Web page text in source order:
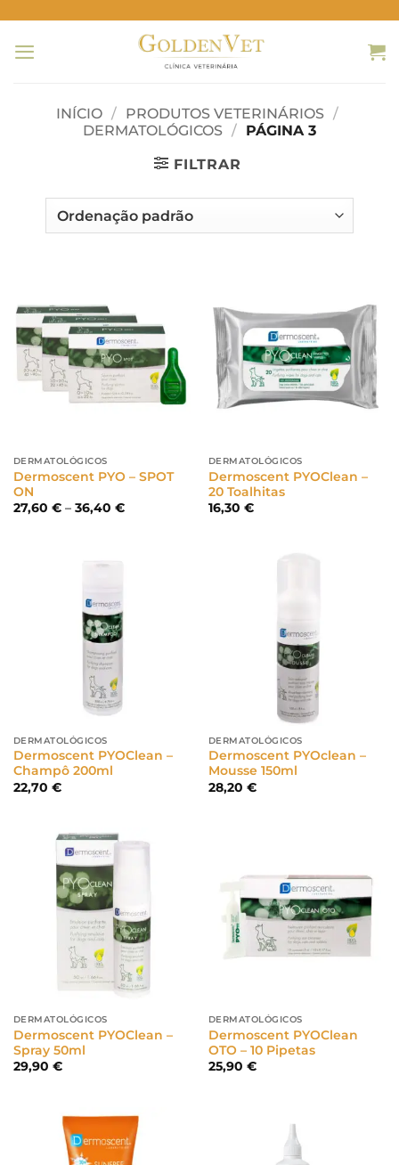
content
INÍCIO / PRODUTOS VETERINÁRIOS /
DERMATOLÓGICOS / PÁGINA 3
FILTRAR
DERMATOLÓGICOS
Dermoscent PYO – SPOT
ON
27,60 € – 36,40 €Price
DERMATOLÓGICOS
Dermoscent PYOClean –
20 Toalhitas
16,30 €
DERMATOLÓGICOS
Dermoscent PYOClean –
Champô 200ml
22,70 €
DERMATOLÓGICOS
Dermoscent PYOclean –
Mousse 150ml
28,20 €
DERMATOLÓGICOS
Dermoscent PYOClean –
Spray 50ml
29,90 €
DERMATOLÓGICOS
Dermoscent PYOClean
OTO – 10 Pipetas
25,90 €